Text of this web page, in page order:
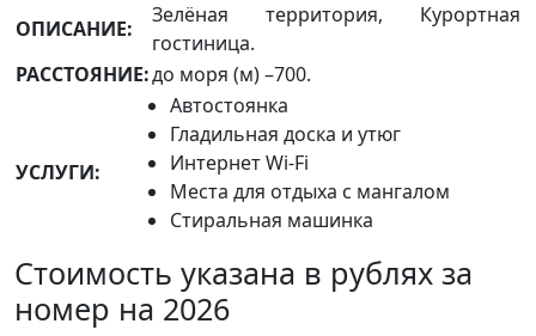
ОПИСАНИЕ:
Зелёная территория, Курортная
гостиница.
РАССТОЯНИЕ:до моря (м) –700.
УСЛУГИ:
Автостоянка
Гладильная доска и утюг
Интернет Wi-Fi
Места для отдыха с мангалом
Стиральная машинка
Стоимость указана в рублях за
номер на 2026